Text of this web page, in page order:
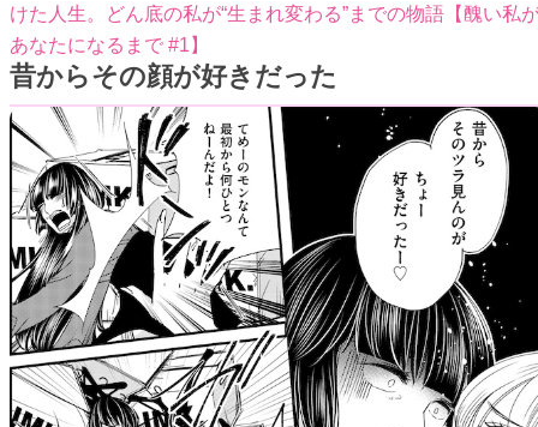
けた人生。どん底の私が“生まれ変わる”までの物語【醜い私
あなたになるまで #1】
昔からその顔が好きだった